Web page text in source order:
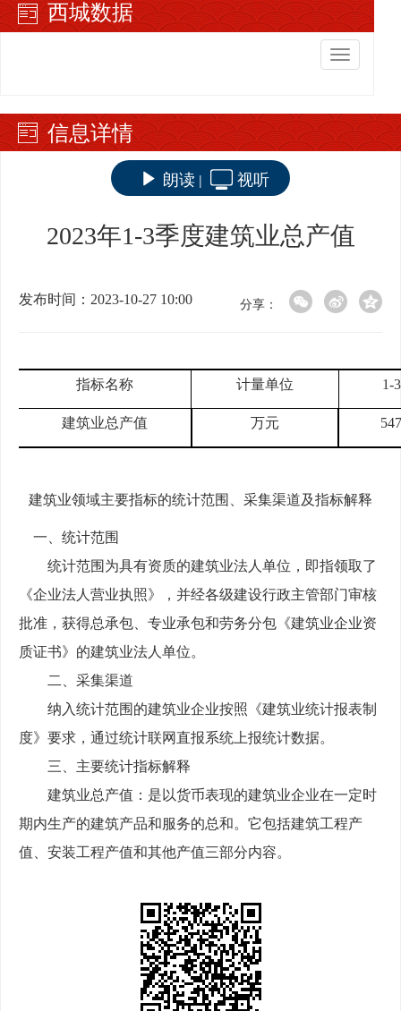
西城数据
切
换
航
信息详情
朗读 | 视听
2023年1-3季度建筑业总产值
发布时间：2023-10-27 10:00 分享：
指标名称 计量单位 1-3
建筑业总产值 万元
建筑业领域主要指标的统计范围、采集渠道及指标解释
一、统计范围
统计范围为具有资质的建筑业法人单位，即指领取了
《企业法人营业执照》，并经各级建设行政主管部门审核
批准，获得总承包、专业承包和劳务分包《建筑业企业资
质证书》的建筑业法人单位。
二、采集渠道
纳入统计范围的建筑业企业按照《建筑业统计报表制
度》要求，通过统计联网直报系统上报统计数据。
三、主要统计指标解释
建筑业总产值：是以货币表现的建筑业企业在一定时
期内生产的建筑产品和服务的总和。它包括建筑工程产
值、安装工程产值和其他产值三部分内容。